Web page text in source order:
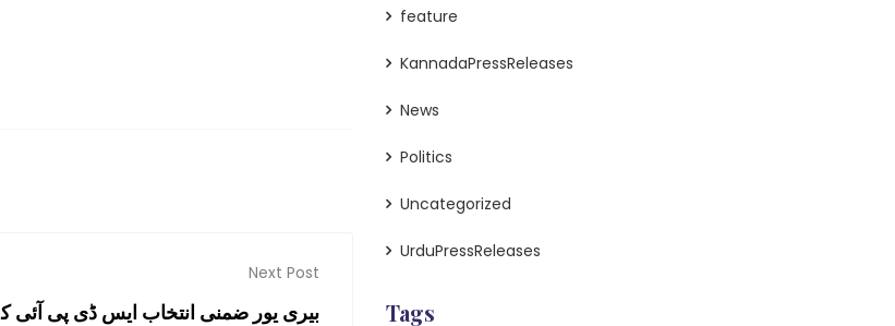
Next Post
بيرى يور ضمنی انتخاب ایس ڈی پی آئی ک
feature
KannadaPressReleases
News
Politics
Uncategorized
UrduPressReleases
Tags